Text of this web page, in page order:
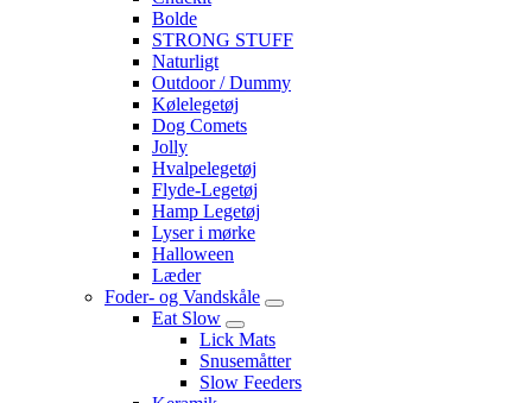
Bolde
STRONG STUFF
Naturligt
Outdoor / Dummy
Kølelegetøj
Dog Comets
Jolly
Hvalpelegetøj
Flyde-Legetøj
Hamp Legetøj
Lyser i mørke
Halloween
Læder
Foder- og Vandskåle
Eat Slow
Lick Mats
Snusemåtter
Slow Feeders